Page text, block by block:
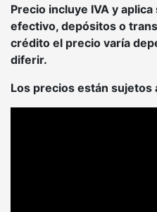
Precio incluye IVA y
efectivo, depósitos o
crédito el precio varía
diferir.
Los precios están sujetos